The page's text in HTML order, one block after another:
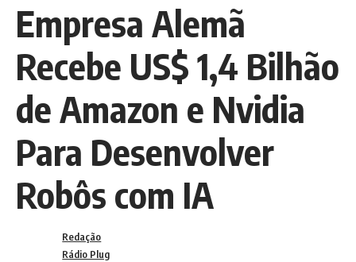
Empresa Alemã
Recebe US$ 1,4 Bilhão
de Amazon e Nvidia
Para Desenvolver
Robôs com IA
Redação
Rádio Plug